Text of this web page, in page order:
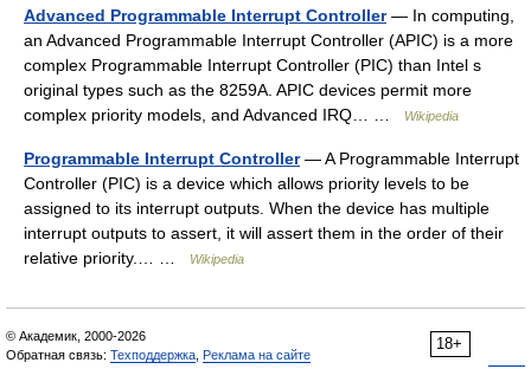
Advanced Programmable Interrupt Controller— In computing,
an Advanced Programmable Interrupt Controller (APIC) is a more
complex Programmable Interrupt Controller (PIC) than Intel s
original types such as the 8259A. APIC devices permit more
complex priority models, and Advanced IRQ… …
Wikipedia
Programmable Interrupt Controller— A Programmable Interrupt
Controller (PIC) is a device which allows priority levels to be
assigned to its interrupt outputs. When the device has multiple
interrupt outputs to assert, it will assert them in the order of their
relative priority.… …
Wikipedia
18+
© Академик, 2000-2026
Обратная связь: Техподдержка Реклама на сайте